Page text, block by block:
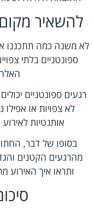
להשאיר
לא משנה כמה תתכננו
ספונטניים בלתי
רגעים ספונטניים
לא צפויות או
אותנטיות
בסופו של דבר,
מהרגעים הקטנים
ותראו איך